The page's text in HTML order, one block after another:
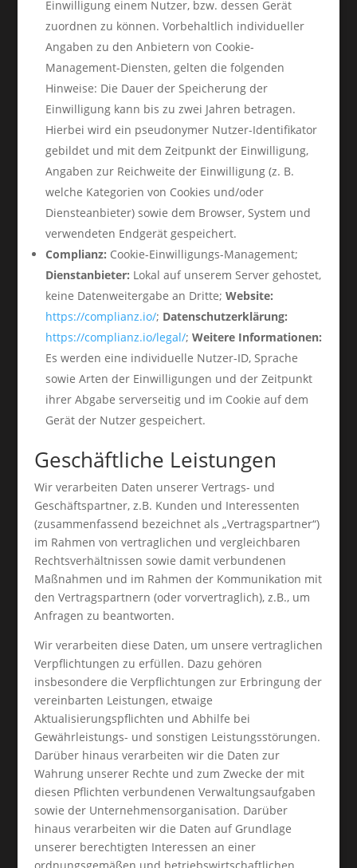
Einwilligung einem Nutzer, bzw. dessen Gerät
zuordnen zu können. Vorbehaltlich individueller
Angaben zu den Anbietern von Cookie-
Management-Diensten, gelten die folgenden
Hinweise: Die Dauer der Speicherung der
Einwilligung kann bis zu zwei Jahren betragen.
Hierbei wird ein pseudonymer Nutzer-Identifikator
gebildet und mit dem Zeitpunkt der Einwilligung,
Angaben zur Reichweite der Einwilligung (z. B.
welche Kategorien von Cookies und/oder
Diensteanbieter) sowie dem Browser, System und
verwendeten Endgerät gespeichert.
Complianz: Cookie-Einwilligungs-Management;
Dienstanbieter: Lokal auf unserem Server gehostet,
keine Datenweitergabe an Dritte; Website:
https://complianz.io/; Datenschutzerklärung:
https://complianz.io/legal/; Weitere Informationen:
Es werden eine individuelle Nutzer-ID, Sprache
sowie Arten der Einwilligungen und der Zeitpunkt
ihrer Abgabe serverseitig und im Cookie auf dem
Gerät der Nutzer gespeichert.
Geschäftliche Leistungen
Wir verarbeiten Daten unserer Vertrags- und
Geschäftspartner, z.B. Kunden und Interessenten
(zusammenfassend bezeichnet als „Vertragspartner“)
im Rahmen von vertraglichen und vergleichbaren
Rechtsverhältnissen sowie damit verbundenen
Maßnahmen und im Rahmen der Kommunikation mit
den Vertragspartnern (oder vorvertraglich), z.B., um
Anfragen zu beantworten.
Wir verarbeiten diese Daten, um unsere vertraglichen
Verpflichtungen zu erfüllen. Dazu gehören
insbesondere die Verpflichtungen zur Erbringung der
vereinbarten Leistungen, etwaige
Aktualisierungspflichten und Abhilfe bei
Gewährleistungs- und sonstigen Leistungsstörungen.
Darüber hinaus verarbeiten wir die Daten zur
Wahrung unserer Rechte und zum Zwecke der mit
diesen Pflichten verbundenen Verwaltungsaufgaben
sowie der Unternehmensorganisation. Darüber
hinaus verarbeiten wir die Daten auf Grundlage
unserer berechtigten Interessen an einer